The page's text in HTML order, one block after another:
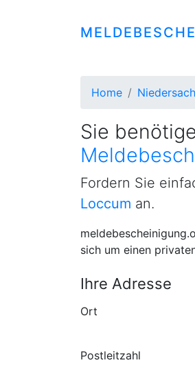
Home
Sie
Fordern Sie
Loccum an.
sich um einen
Ihre Adresse
Ort
Postleitzahl